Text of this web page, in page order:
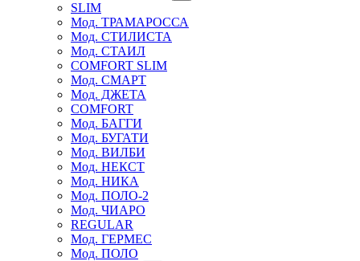
SLIM
Мод. ТРАМАРОССА
Мод. СТИЛИСТА
Мод. СТАИЛ
COMFORT SLIM
Мод. СМАРТ
Мод. ДЖЕТА
COMFORT
Мод. БАГГИ
Мод. БУГАТИ
Мод. ВИЛБИ
Мод. НЕКСТ
Мод. НИКА
Мод. ПОЛО-2
Мод. ЧИАРО
REGULAR
Мод. ГЕРМЕС
Мод. ПОЛО